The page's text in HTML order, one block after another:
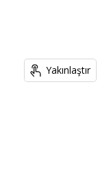
Yakınlaştır